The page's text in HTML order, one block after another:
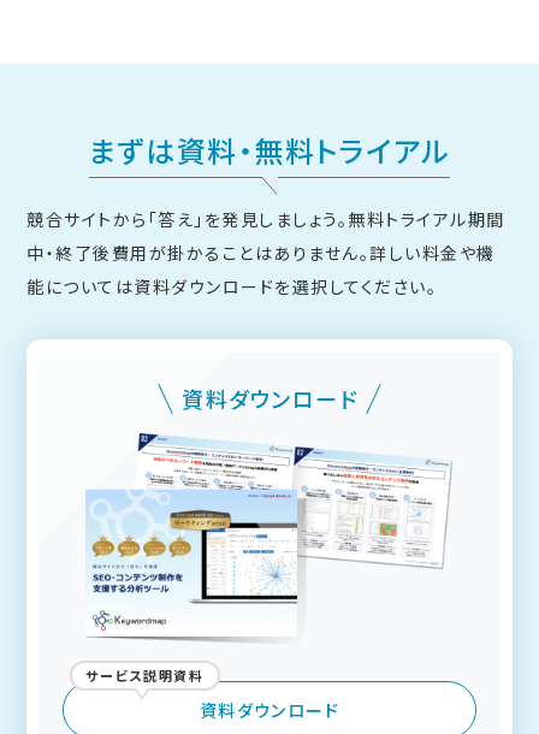
まずは資料・無料トライアル
競合サイトから「答え」を発見しましょう。無料トライアル期間
中・終了後費用が掛かることはありません。詳しい料金や機
能については資料ダウンロードを選択してください。
資料ダウンロード
資料ダウンロード
サービス説明資料